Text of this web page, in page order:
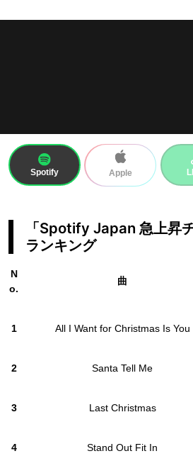
Spotify Apple
「Spotify Japan 急上昇
ランキング
N
o.
曲
1 All I Want for Christmas Is You
2 Santa Tell Me
3 Last Christmas
4 Stand Out Fit In